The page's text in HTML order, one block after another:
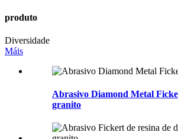
produto
Diversidade
Máis
Abrasivo Diamond Metal
granito